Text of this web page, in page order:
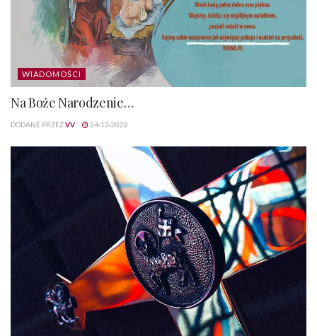
WIADOMOŚCI
Na Boże Narodzenie…
DODANE PRZEZVV 24-12-2022